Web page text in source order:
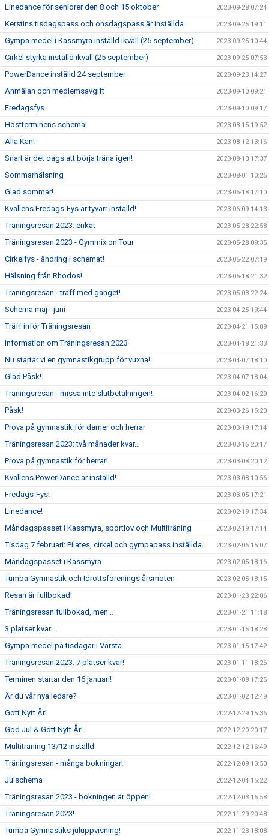
Linedance för seniorer den 8 och 15 oktober 2023-09-28 07:24
Kerstins tisdagspass och onsdagspass är inställda 2023-09-25 19:11
Gympa medel i Kassmyra inställd ikväll (25 september) 2023-09-25 10:44
Cirkel styrka inställd ikväll (25 september) 2023-09-25 07:53
PowerDance inställd 24 september 2023-09-23 14:27
Anmälan och medlemsavgift 2023-09-10 09:21
Fredagsfys 2023-09-10 09:17
Höstterminens schema! 2023-08-15 19:52
Alla Kan! 2023-08-12 13:16
Snart är det dags att börja träna igen! 2023-08-10 17:37
Sommarhälsning 2023-08-01 10:26
Glad sommar! 2023-06-18 17:10
Kvällens Fredags-Fys är tyvärr inställd! 2023-06-09 14:13
Träningsresan 2023: enkät 2023-05-28 22:58
Träningsresan 2023 - Gymmix on Tour 2023-05-28 09:35
Cirkelfys - ändring i schemat! 2023-05-22 07:19
Hälsning från Rhodos! 2023-05-18 21:32
Träningsresan - träff med gänget! 2023-05-03 22:24
Schema maj - juni 2023-04-25 19:44
Träff inför Träningsresan 2023-04-21 15:09
Information om Träningsresan 2023 2023-04-18 21:33
Nu startar vi en gymnastikgrupp för vuxna! 2023-04-07 18:10
Glad Påsk! 2023-04-07 18:04
Träningsresan - missa inte slutbetalningen! 2023-04-02 16:29
Påsk! 2023-03-26 15:20
Prova på gymnastik för damer och herrar 2023-03-19 17:14
Träningsresan 2023: två månader kvar… 2023-03-15 20:17
Prova på gymnastik för herrar! 2023-03-08 20:12
Kvällens PowerDance är inställd! 2023-03-08 10:56
Fredags-Fys! 2023-03-05 17:21
Linedance! 2023-02-19 17:34
Måndagspasset i Kassmyra, sportlov och Multiträning 2023-02-19 17:14
Tisdag 7 februari: Pilates, cirkel och gympapass inställda. 2023-02-06 15:07
Måndagspasset i Kassmyra 2023-02-05 18:16
Tumba Gymnastik och Idrottsförenings årsmöten 2023-02-05 18:15
Resan är fullbokad! 2023-01-23 22:06
Träningsresan fullbokad, men... 2023-01-21 11:18
3 platser kvar... 2023-01-15 18:28
Gympa medel på tisdagar i Vårsta 2023-01-15 17:42
Träningsresan 2023: 7 platser kvar! 2023-01-11 18:26
Terminen startar den 16 januari! 2023-01-08 17:25
Är du vår nya ledare? 2023-01-02 12:49
Gott Nytt År! 2022-12-29 15:36
God Jul & Gott Nytt År! 2022-12-20 20:17
Multiträning 13/12 inställd 2022-12-12 16:49
Träningsresan - många bokningar! 2022-12-09 13:50
Julschema 2022-12-04 15:22
Träningsresan 2023 - bokningen är öppen! 2022-12-03 16:58
Träningsresan 2023! 2022-11-29 20:48
Tumba Gymnastiks juluppvisning! 2022-11-23 18:08